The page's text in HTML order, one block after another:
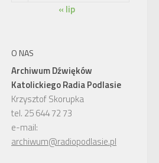
« lip
O NAS
Archiwum Dźwięków
Katolickiego Radia Podlasie
Krzysztof Skorupka
tel. 25 644 72 73
e-mail:
archiwum@radiopodlasie.pl